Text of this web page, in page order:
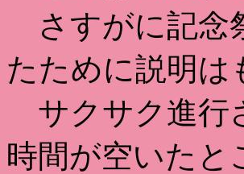
さすがに記念
たために説明は
サクサク進行
時間が空いたと